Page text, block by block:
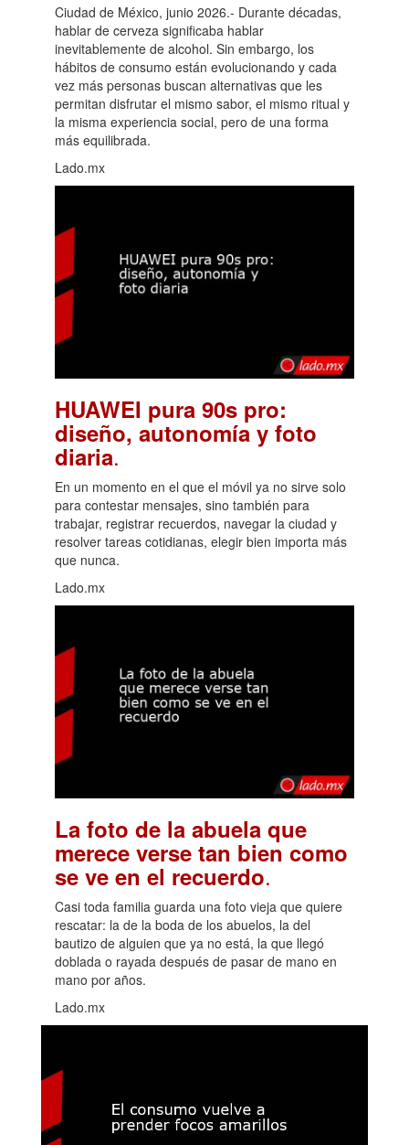
Ciudad de México, junio 2026.- Durante décadas,
hablar de cerveza significaba hablar
inevitablemente de alcohol. Sin embargo, los
hábitos de consumo están evolucionando y cada
vez más personas buscan alternativas que les
permitan disfrutar el mismo sabor, el mismo ritual y
la misma experiencia social, pero de una forma
más equilibrada.
Lado.mx
HUAWEI pura 90s pro:
diseño, autonomía y foto
diaria.
En un momento en el que el móvil ya no sirve solo
para contestar mensajes, sino también para
trabajar, registrar recuerdos, navegar la ciudad y
resolver tareas cotidianas, elegir bien importa más
que nunca.
Lado.mx
La foto de la abuela que
merece verse tan bien como
se ve en el recuerdo.
Casi toda familia guarda una foto vieja que quiere
rescatar: la de la boda de los abuelos, la del
bautizo de alguien que ya no está, la que llegó
doblada o rayada después de pasar de mano en
mano por años.
Lado.mx